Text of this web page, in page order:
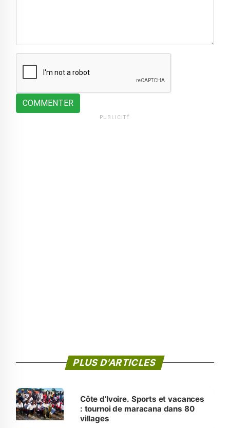
COMMENTER
PUBLICITÉ
PLUS D'ARTICLES
Côte d’Ivoire. Sports et vacances
: tournoi de maracana dans 80
villages